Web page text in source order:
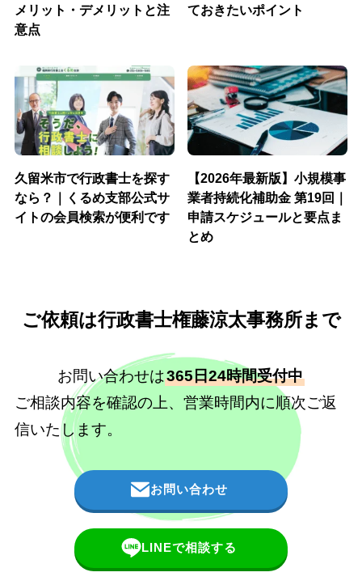
メリット・デメリットと注
意点
ておきたいポイント
久留米市で行政書士を探す
なら？｜くるめ支部公式サ
イトの会員検索が便利です
【2026年最新版】小規模事
業者持続化補助金 第19回｜
申請スケジュールと要点ま
とめ
ご依頼は行政書士権藤涼太事務所まで
お問い合わせは365日24時間受付中
ご相談内容を確認の上、営業時間内に順次ご返
信いたします。
お問い合わせ
LINEで相談する